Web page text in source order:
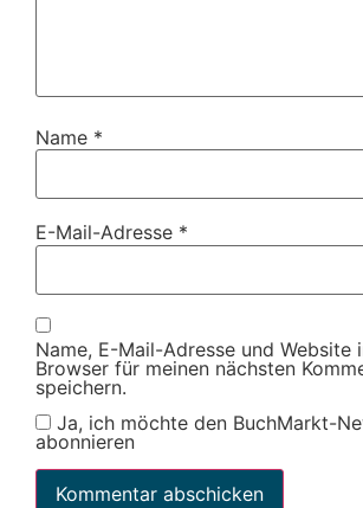
Name *
E-Mail-Adresse *
Name, E-Mail-Adresse und Website
Browser für meinen nächsten
speichern.
Ja, ich möchte den BuchMarkt-
abonnieren